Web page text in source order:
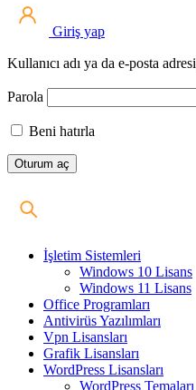
Giriş yap
Kullanıcı adı ya da e-posta adresi
Parola
Beni hatırla
İşletim Sistemleri
Windows 10 Lisans
Windows 11 Lisans
Office Programları
Antivirüs Yazılımları
Vpn Lisansları
Grafik Lisansları
WordPress Lisansları
WordPress Temaları